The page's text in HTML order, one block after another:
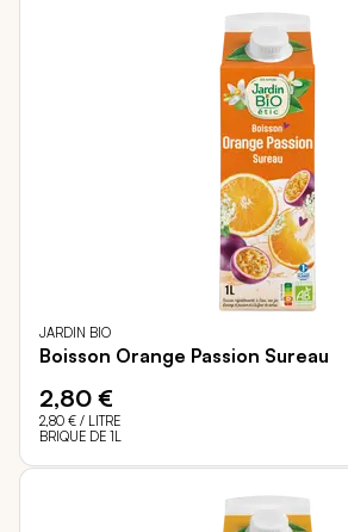
JARDIN BIO
Boisson Orange Passion Sureau
2,80 €
2,80 € / LITRE
BRIQUE DE 1L